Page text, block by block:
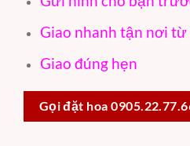
Giao nhanh tận nơi từ
Giao đúng hẹn
Gọi đặt hoa